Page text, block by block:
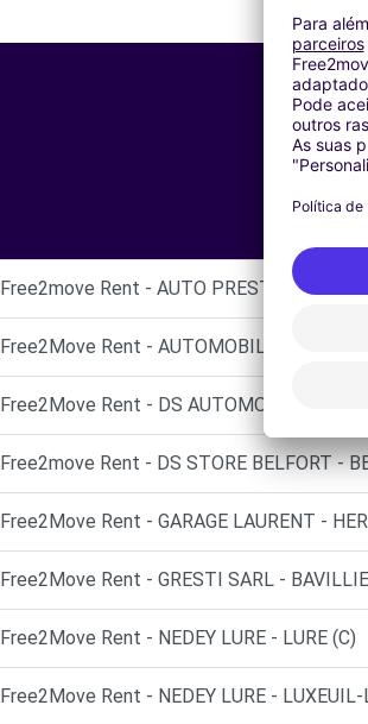
Free2move Rent - AUTO PRESTIGE -
Free2Move Rent - AUTOMOBILES FRANC-
Free2Move Rent - DS AUTOMOBILES -
Free2move Rent - DS STORE BELFORT -
Free2Move Rent - GARAGE LAURENT -
Free2Move Rent - GRESTI SARL -
Free2Move Rent - NEDEY LURE - LURE (C)
Free2Move Rent - NEDEY LURE -